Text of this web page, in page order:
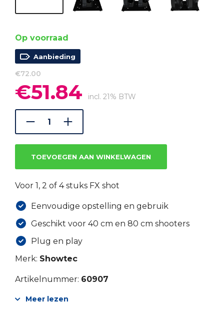
Op voorraad
Aanbieding
€72.00
Oorspronkelijke
prijs
was:
€72.00.
€51.84 prijs
is:
incl. 21% BTW
TOEVOEGEN AAN WINKELWAGEN
Voor 1, 2 of 4 stuks FX shot
Eenvoudige opstelling en gebruik
Geschikt voor 40 cm en 80 cm shooters
Plug en play
Merk: Showtec
Artikelnummer: 60907
Meer lezen